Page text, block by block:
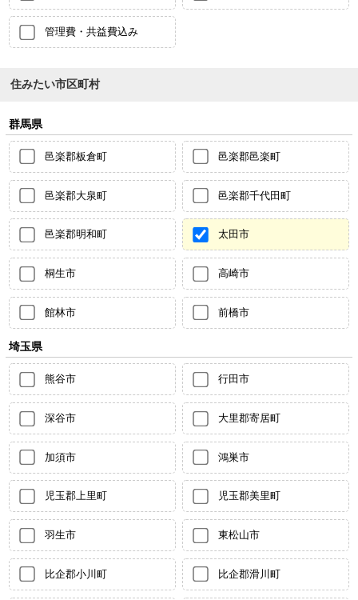
管理費・共益費込み
住みたい市区町村
群馬県
邑楽郡板倉町 邑楽郡邑楽町
邑楽郡大泉町 邑楽郡千代田町
邑楽郡明和町 太田市
桐生市 高崎市
館林市 前橋市
埼玉県
熊谷市 行田市
深谷市 大里郡寄居町
加須市 鴻巣市
児玉郡上里町 児玉郡美里町
羽生市 東松山市
比企郡小川町 比企郡滑川町